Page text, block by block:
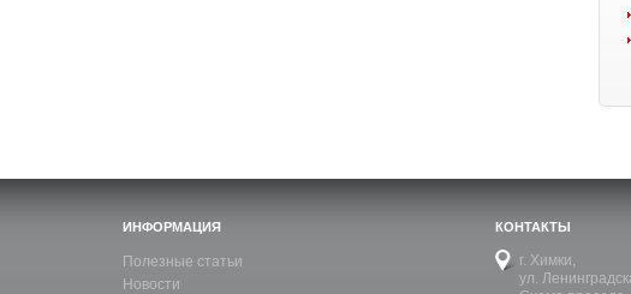
ИНФОРМАЦИЯ
Полезные статьи
Новости
КОНТАКТЫ
г. Химки,
ул.